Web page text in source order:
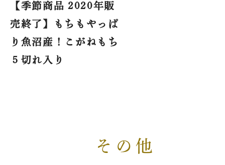
【季節商品 2020年販
売終了】もちもやっぱ
り魚沼産！こがねもち
５切れ入り
その他